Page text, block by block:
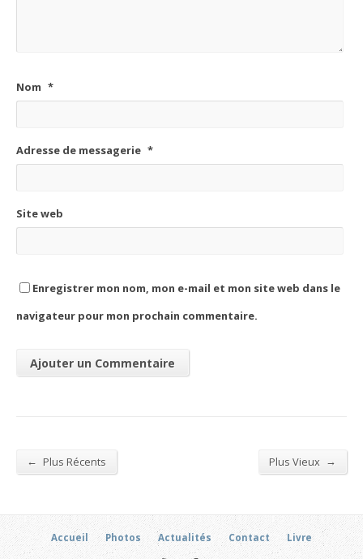
Nom *
Adresse de messagerie *
Site web
Enregistrer mon nom, mon e-mail et mon site web dans le
navigateur pour mon prochain commentaire.
← Plus Récents Plus Vieux →
Accueil Photos Actualités Contact Livre